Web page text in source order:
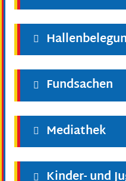
Fundsachen
Mediathek